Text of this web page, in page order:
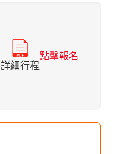
詳細行程
點擊報名